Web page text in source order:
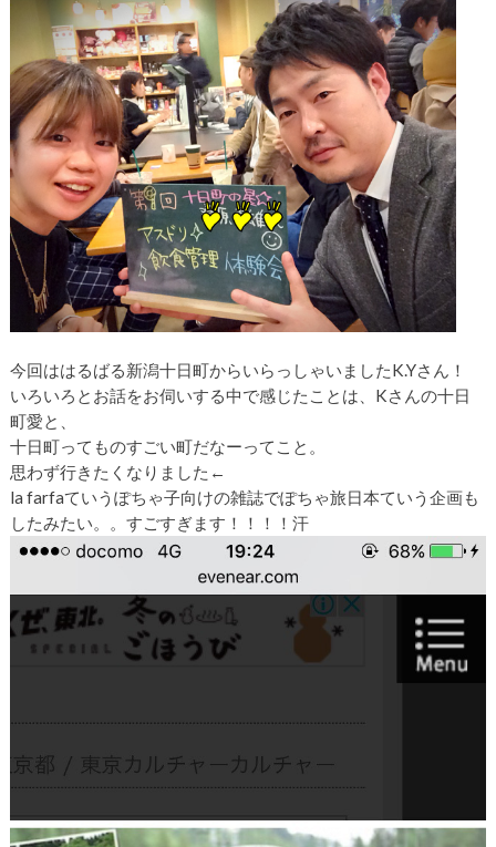
今回ははるばる新潟十日町からいらっしゃいましたK.Yさん！
いろいろとお話をお伺いする中で感じたことは、Kさんの十日
町愛と、
十日町ってものすごい町だなーってこと。
思わず行きたくなりました←
la farfaていうぽちゃ子向けの雑誌でぽちゃ旅日本ていう企画も
したみたい。。すごすぎます！！！！汗